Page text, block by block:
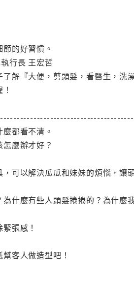
的好習慣。
行長 王宏哲
解『大便，剪頭髮，看醫生，
都看不清。
麼辦才好？
可以解決瓜瓜和妹妹的煩惱，讓
什麼有些人頭髮捲捲的？為什麼
張感！
客人做造型吧！